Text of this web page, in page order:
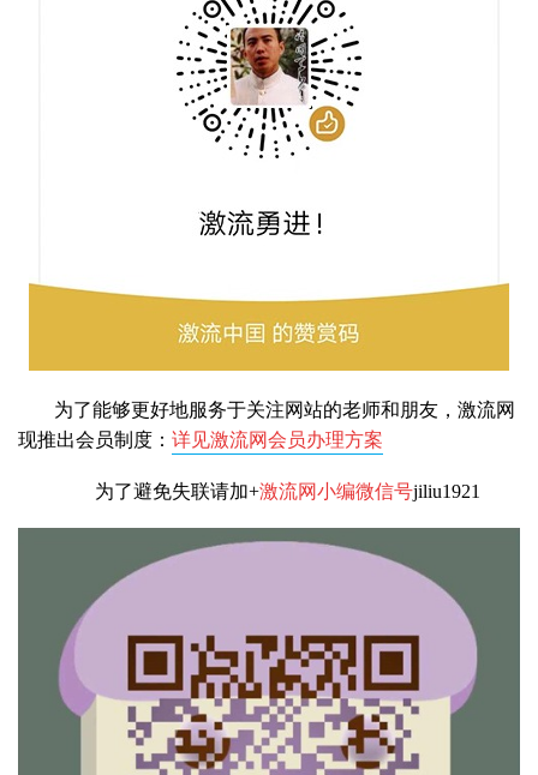
为了能够更好地服务于关注网站的老师和朋友，激流网
现推出会员制度： 详见激流网会员办理方案
为了避免失联请加+激流网小编微信号jiliu1921